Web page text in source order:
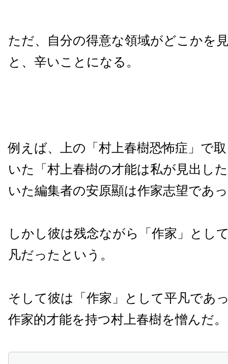
ただ、自分の得意な領域がどこかを
と、辛いことになる。
例えば、上の「村上春樹恐怖症」で
いた「村上春樹の才能は私が見出し
いた編集者の安原顯は作家志望であ
しかし彼は残念ながら「作家」とし
凡だったという。
そして彼は「作家」として平凡であ
作家的才能を持つ村上春樹を憎んだ。